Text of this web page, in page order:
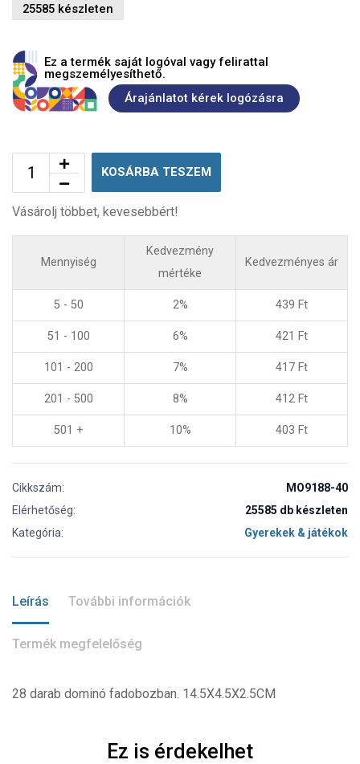
25585 készleten
Ez a termék saját logóval vagy felirattal
megszemélyesíthető.
Árajánlatot kérek logózásra
KOSÁRBA TESZEM
Vásárolj többet, kevesebbért!
Mennyiség
Kedvezmény
mértéke
Kedvezményes ár
5 - 50 2% 439 Ft
51 - 100 6% 421 Ft
101 - 200 7% 417 Ft
201 - 500 8% 412 Ft
501 + 10% 403 Ft
Cikkszám:
MO9188-40
Elérhetőség:
25585 db készleten
Kategória:
Gyerekek & játékok
Leírás További információk
Termék megfelelőség
28 darab dominó fadobozban. 14.5X4.5X2.5CM
Ez is érdekelhet